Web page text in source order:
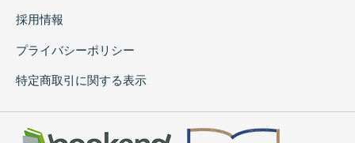
採用情報
プライバシーポリシー
特定商取引に関する表示